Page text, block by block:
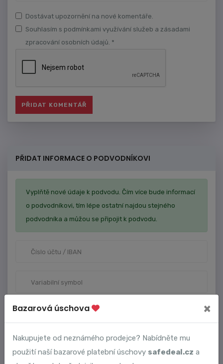
Dostávat upozornění na nové komentáře.
Souhlasím s podmínkami využívání služeb a zásadami
zpracování osobních údajů. *
PŘIDAT INFORMACE O PODVODNÍKOVI
Vyplňtě nové údaje k podvodu. Čím více bude informací
o podvodníkovi, tím lépe ostatní najdou stejného
podvodníka a můžou se připojit k podvodu.
Bazarová úschova ×
Nakupujete od neznámého prodejce? Nabídněte mu
použití naší bazarové platební úschovy safedeal.cz a